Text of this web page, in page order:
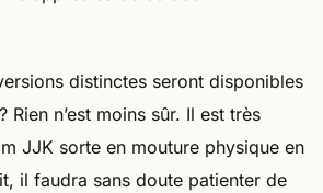
distinctes seront disponibles
Rien n’est moins sûr. Il est très
JJK sorte en mouture physique en
il faudra sans doute patienter de